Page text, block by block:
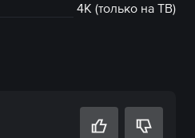
4К (только на ТВ)